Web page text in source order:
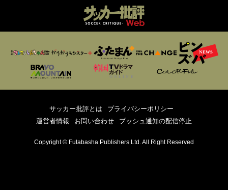
サッカー批評とは
プライバシーポリシー
運営者情報
お問い合わせ プッシュ通知の配信停止
Copyright © Futabasha Publishers Ltd. All Right Reserved